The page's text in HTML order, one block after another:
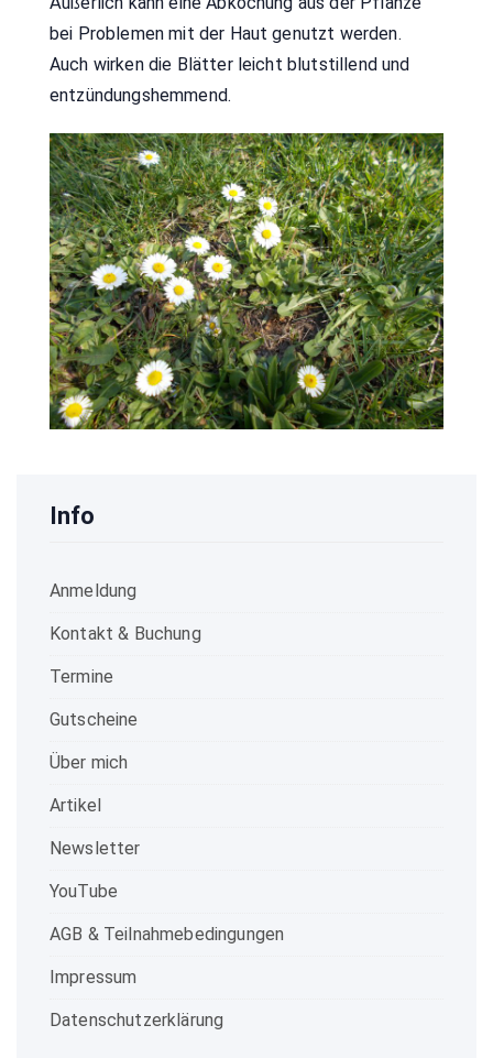
bei Problemen mit der Haut genutzt werden.
Auch wirken die Blätter leicht blutstillend und
entzündungshemmend.
Info
Anmeldung
Kontakt & Buchung
Termine
Gutscheine
Über mich
Artikel
Newsletter
YouTube
AGB & Teilnahmebedingungen
Impressum
Datenschutzerklärung